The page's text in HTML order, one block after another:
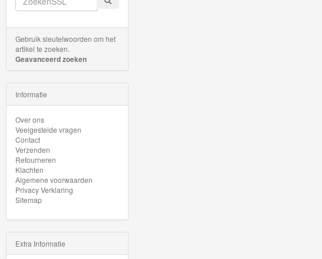
Thomas
de
Trein
Minis
Houten
Speelgoed
Thomas
Pre-
School
Chuggington
Hot
Wheels
Gebruik sleutelwoorden om het
artikel te zoeken.
Geavanceerd zoeken
Informatie
Over ons
Veelgestelde vragen
Contact
Verzenden
Retourneren
Klachten
Algemene voorwaarden
Privacy Verklaring
Sitemap
Extra Informatie